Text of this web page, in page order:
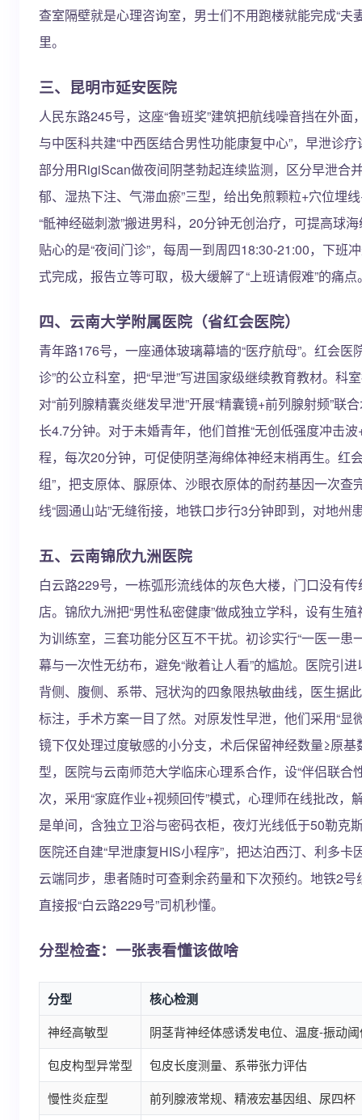
查室隔壁就是心理咨询室，男士们不用跑楼就能完成“夫
里。
三、昆明市延安医院
人民东路245号，这座“鲁班奖”建筑把航线噪音挡在外面
与中医科共建“中西医结合男性功能康复中心”，早泄诊
部分用RigiScan做夜间阴茎勃起连续监测，区分早泄合
郁、湿热下注、气滞血瘀”三型，给出免煎颗粒+穴位埋
“骶神经磁刺激”搬进男科，20分钟无创治疗，可提高球
贴心的是“夜间门诊”，每周一到周四18:30-21:00，下班
式完成，报告立等可取，极大缓解了“上班请假难”的痛点
四、云南大学附属医院（省红会医院）
青年路176号，一座通体玻璃幕墙的“医疗航母”。红会
诊”的公立科室，把“早泄”写进国家级继续教育教材。科
对“前列腺精囊炎继发早泄”开展“精囊镜+前列腺射频”联
长4.7分钟。对于未婚青年，他们首推“无创低强度冲击
程，每次20分钟，可促使阴茎海绵体神经末梢再生。红
组”，把支原体、脲原体、沙眼衣原体的耐药基因一次
线“圆通山站”无缝衔接，地铁口步行3分钟即到，对地州
五、云南锦欣九洲医院
白云路229号，一栋弧形流线体的灰色大楼，门口没有
店。锦欣九洲把“男性私密健康”做成独立学科，设有生
为训练室，三套功能分区互不干扰。初诊实行“一医一患
幕与一次性无纺布，避免“敞着让人看”的尴尬。医院引
背侧、腹侧、系带、冠状沟的四象限热敏曲线，医生据
标注，手术方案一目了然。对原发性早泄，他们采用“显
镜下仅处理过度敏感的小分支，术后保留神经数量≥原
型，医院与云南师范大学临床心理系合作，设“伴侣联合
次，采用“家庭作业+视频回传”模式，心理师在线批改，
是单间，含独立卫浴与密码衣柜，夜灯光线低于50勒克
医院还自建“早泄康复HIS小程序”，把达泊西汀、利多
云端同步，患者随时可查剩余药量和下次预约。地铁2号
直接报“白云路229号”司机秒懂。
分型检查：一张表看懂该做啥
分型 核心检测
神经高敏型
阴茎背神经体感诱发电位、温度-振动
包皮构型异常型
包皮长度测量、系带张力评估
慢性炎症型
前列腺液常规、精液宏基因组、尿四杯